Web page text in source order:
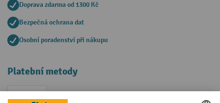
Doprava zdarma od 1300 Kč
Bezpečná ochrana dat
Osobní poradenství při nákupu
Platební metody
Faktura